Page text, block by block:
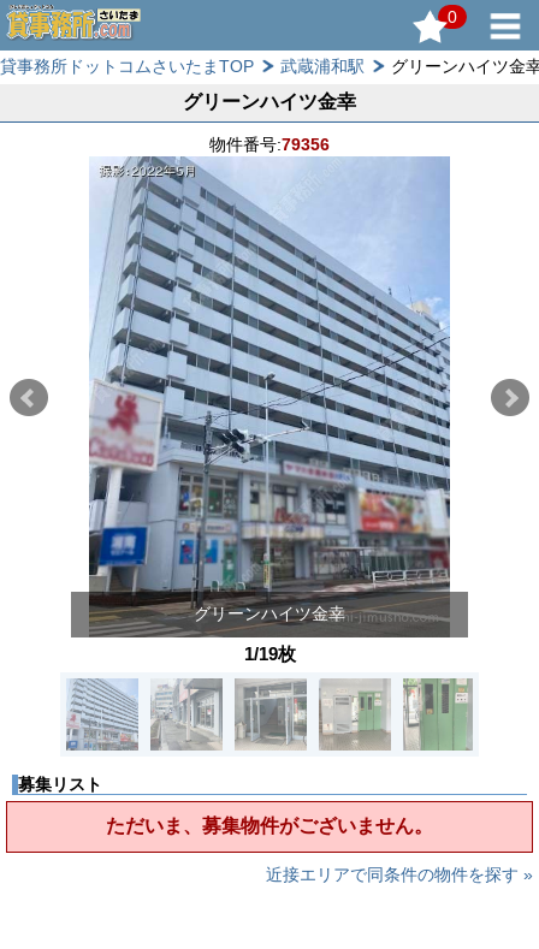
0
貸事務所ドットコムさいたまTOP 武蔵浦和駅 グリーンハイツ金
グリーンハイツ金幸
物件番号:79356
グリーンハイツ金幸
1/19枚
募集リスト
ただいま、募集物件がございません。
近接エリアで同条件の物件を探す »